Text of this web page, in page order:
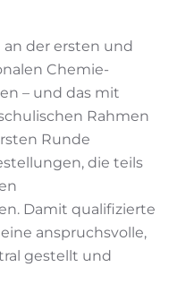
an der ersten und
Chemie-
– und das mit
Rahmen
Runde
die teils
Damit qualifizierte
anspruchsvolle,
gestellt und